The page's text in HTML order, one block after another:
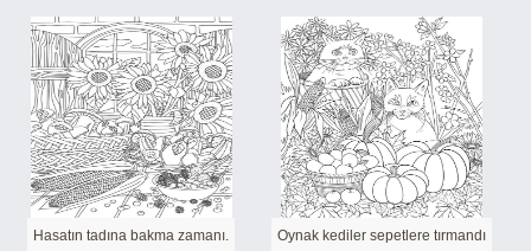
Hasatın tadına bakma zamanı. Oynak kediler sepetlere tırmandı